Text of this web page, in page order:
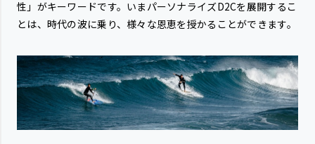
性」がキーワードです。いまパーソナライズD2Cを展開するこ
とは、時代の波に乗り、様々な恩恵を授かることができます。